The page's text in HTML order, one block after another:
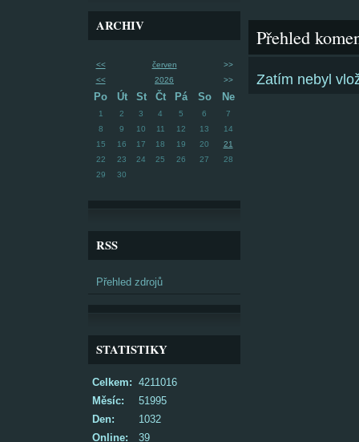
ARCHIV
<< červen
>>
<<
2026 >>
Po Út St Čt Pá So Ne
1 2 3 4 5 6
7
8
9 10 11 12 13
14
15
16 17 18 19 20
21
22
23 24 25 26 27
28
29
30
RSS
Přehled zdrojů
STATISTIKY
Online: 39
Celkem: 4211016
Měsíc:
51995
Den:
1032
Přehled
Zatím nebyl